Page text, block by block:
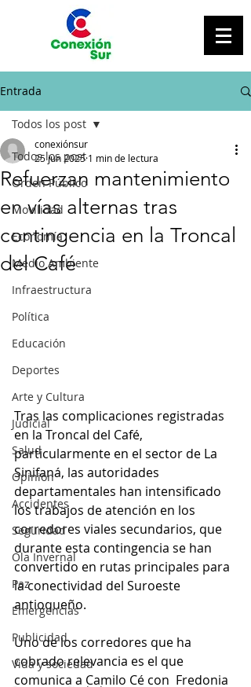
Entrada
Todos los post
Orden Público
Movilidad
Economía
Medio Ambiente
Infraestructura
Política
Educación
Deportes
Arte y Cultura
Judicial
Salud
Opinión
Accidentes
Seguridad
Ola Invernal
Paz
Emergencias
Publicidad
Vida y sociedad
Todos los post
Refuerzan mantenimiento
en vías alternas tras
contingencia en la Troncal
del Café
conexiónsur
25 jun 2025 1 min de lectura
Tras las complicaciones registradas
en la Troncal del Café,
particularmente en el sector de La
Sinifaná, las autoridades
departamentales han intensificado
los trabajos de atención en los
corredores viales secundarios, que
durante esta contingencia se han
convertido en rutas principales para
la conectividad del Suroeste
antioqueño.
Uno de los corredores que ha
cobrado relevancia es el que
comunica a Camilo Cé con  Fredonia